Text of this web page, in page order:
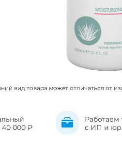
вид товара может отличаться от
40 000 ₽
Работаем
с ИП и